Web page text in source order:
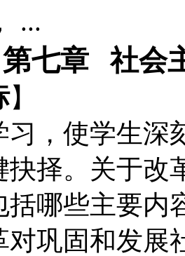
...
第七章 社会
】
习，使学生深
抉择。关于改
括哪些主要内
对巩固和发展